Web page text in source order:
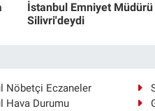
İstanbul Emniyet Müdürü
Silivri'deydi
Nöbetçi Eczaneler
Hava Durumu